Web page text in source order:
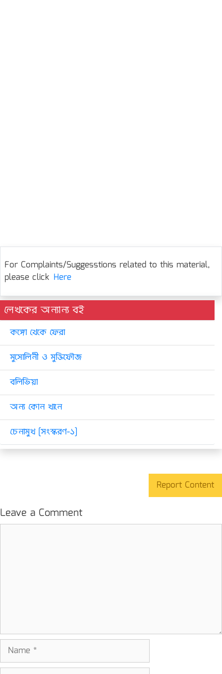
For Complaints/Suggesstions related to this material,
please click Here
লেখকের অন্যান্য বই
কঙ্গো থেকে ফেরা
মুসোলিনী ও মুক্তিফৌজ
বলিভিয়া
অন্য কোন খানে
চেনামুখ [সংস্করণ-১]
Report Content
Leave a Comment
Name